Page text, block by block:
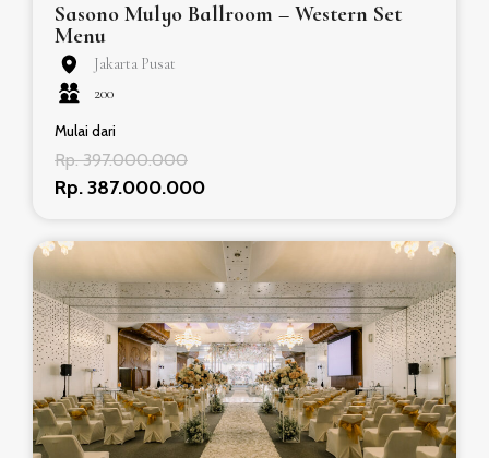
Sasono Mulyo Ballroom – Western Set
Menu
Jakarta Pusat
200
Mulai dari
Rp. 397.000.000
Rp. 387.000.000